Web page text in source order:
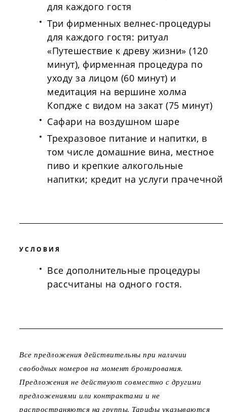
для каждого гостя
Три фирменных велнес-процедуры
для каждого гостя: ритуал
«Путешествие к древу жизни» (120
минут), фирменная процедура по
уходу за лицом (60 минут) и
медитация на вершине холма
Копдже с видом на закат (75 минут)
Сафари на воздушном шаре
Трехразовое питание и напитки, в
том числе домашние вина, местное
пиво и крепкие алкогольные
напитки; кредит на услуги прачечной
УСЛОВИЯ
Все дополнительные процедуры
рассчитаны на одного гостя.
Все предложения действительны при наличии
свободных номеров на момент бронирования.
Предложения не действуют совместно с другими
предложениями или контрактами и не
распространяются на группы. Тарифы указываются